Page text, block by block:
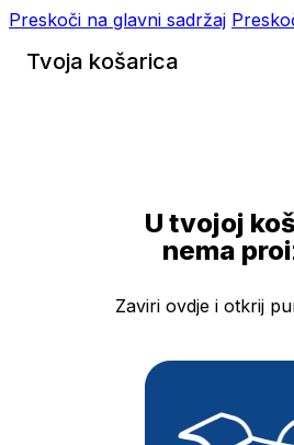
Preskoči na glavni sadržaj
Tvoja košarica
U tvojoj
nema
Zaviri ovdje i otkrij